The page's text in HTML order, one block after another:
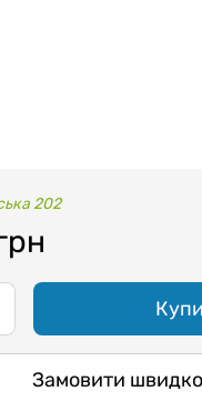
202
Замовити швидко